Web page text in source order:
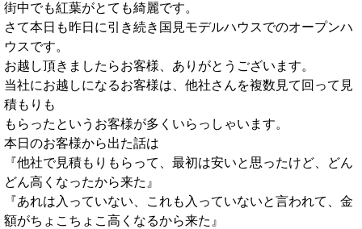
街中でも紅葉がとても綺麗です。
さて本日も昨日に引き続き国見モデルハウスでのオープンハ
ウスです。
お越し頂きましたらお客様、ありがとうございます。
当社にお越しになるお客様は、他社さんを複数見て回って見
積もりも
もらったというお客様が多くいらっしゃいます。
本日のお客様から出た話は
『他社で見積もりもらって、最初は安いと思ったけど、どん
どん高くなったから来た』
『あれは入っていない、これも入っていないと言われて、金
額がちょこちょこ高くなるから来た』